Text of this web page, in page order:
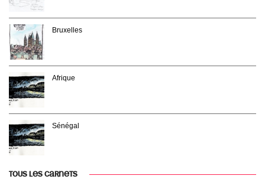
Bruxelles
Afrique
Sénégal
TOUS LES CARNETS